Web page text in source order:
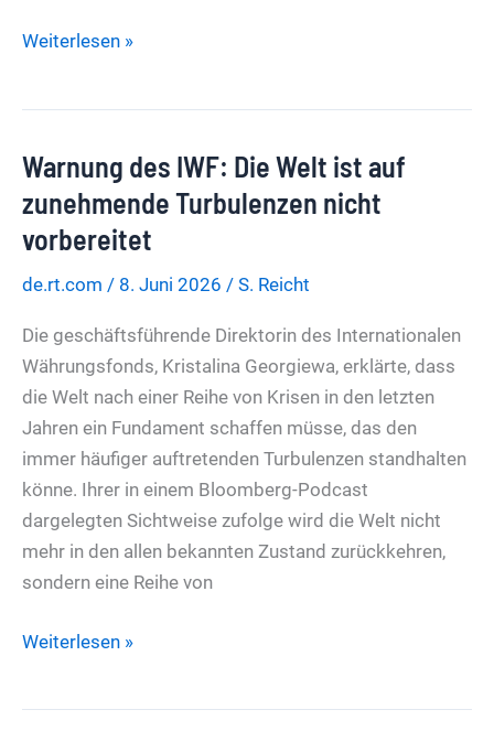
Schluss
–
Wirtschaftsweise
empfehlen
Abschaffung
Weiterlesen »
Warnung des IWF: Die Welt ist auf
zunehmende Turbulenzen nicht
vorbereitet
de.rt.com / 8. Juni 2026 / S. Reicht
Die geschäftsführende Direktorin des Internationalen
Währungsfonds, Kristalina Georgiewa, erklärte, dass
die Welt nach einer Reihe von Krisen in den letzten
Jahren ein Fundament schaffen müsse, das den
immer häufiger auftretenden Turbulenzen standhalten
könne. Ihrer in einem Bloomberg-Podcast
dargelegten Sichtweise zufolge wird die Welt nicht
mehr in den allen bekannten Zustand zurückkehren,
sondern eine Reihe von
Warnung
Weiterlesen »